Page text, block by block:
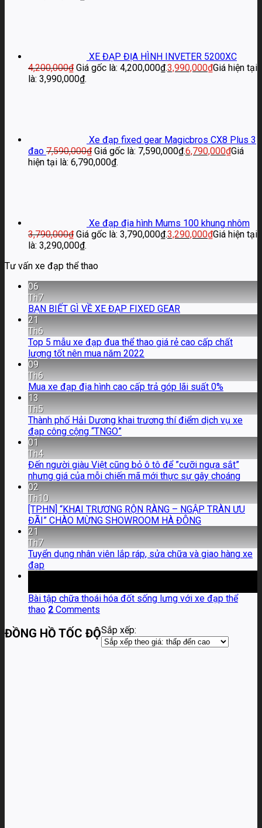
XE ĐẠP ĐỊA HÌNH INVETER 5200XC
4,200,000₫ Giá gốc là: 4,200,000₫.3,990,000₫Giá hiện tại
là: 3,990,000₫.
Xe đạp fixed gear Magicbros CX8 Plus 3
đao 7,590,000₫ Giá gốc là: 7,590,000₫.6,790,000₫Giá
hiện tại là: 6,790,000₫.
Xe đạp địa hình Mums 100 khung nhôm
3,790,000₫ Giá gốc là: 3,790,000₫.3,290,000₫Giá hiện tại
là: 3,290,000₫.
Tư vấn xe đạp thể thao
06
Th7
BẠN BIẾT GÌ VỀ XE ĐẠP FIXED GEAR
21
Th6
Top 5 mẫu xe đạp đua thể thao giá rẻ cao cấp chất
lượng tốt nên mua năm 2022
09
Th6
Mua xe đạp địa hình cao cấp trả góp lãi suất 0%
13
Th5
Thành phố Hải Dương khai trương thí điểm dịch vụ xe
đạp công cộng “TNGO”
01
Th4
Đến người giàu Việt cũng bỏ ô tô để ”cưỡi ngựa sắt”
nhưng giá của mỗi chiến mã mới thực sự gây choáng
02
Th10
[TP.HN] “KHAI TRƯƠNG RỘN RÀNG – NGẬP TRÀN ƯU
ĐÃI” CHÀO MỪNG SHOWROOM HÀ ĐÔNG
21
Th7
Tuyển dụng nhân viên lắp ráp, sửa chữa và giao hàng xe
đạp
Bài tập chữa thoái hóa đốt sống lưng với xe đạp thể
thao 2 Comments
ĐỒNG HỒ TỐC ĐỘSắp xếp: